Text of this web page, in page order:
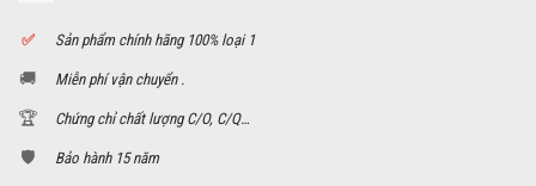
✅ Sản phẩm chính hãng 100% loại 1
🚚 Miễn phí vận chuyển .
🏆 Chứng chỉ chất lượng C/O, C/Q…
🛡️ Bảo hành 15 năm